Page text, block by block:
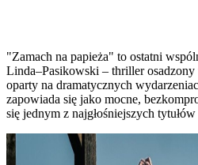
"Zamach na papieża" to ostatni
Linda–Pasikowski – thriller
oparty na dramatycznych
zapowiada się jako mocne,
się jednym z najgłośniejszych